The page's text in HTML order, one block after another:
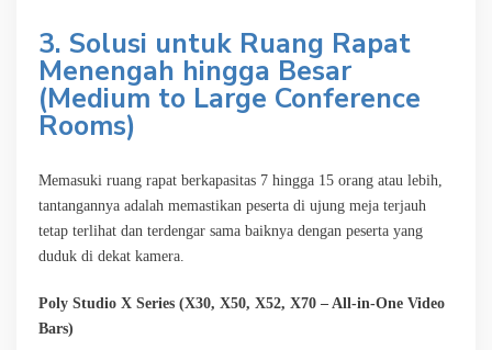
3. Solusi untuk Ruang Rapat
Menengah hingga Besar
(Medium to Large Conference
Rooms)
Memasuki ruang rapat berkapasitas 7 hingga 15 orang atau lebih,
tantangannya adalah memastikan peserta di ujung meja terjauh
tetap terlihat dan terdengar sama baiknya dengan peserta yang
duduk di dekat kamera.
Poly Studio X Series (X30, X50, X52, X70 – All-in-One Video
Bars)